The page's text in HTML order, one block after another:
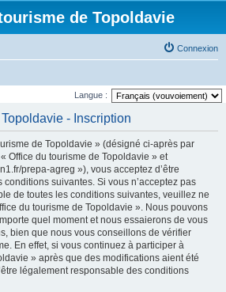
de Topoldavie
Connexion
Langue :
- Inscription
de Topoldavie » (désigné ci-après par
Office du tourisme de Topoldavie » et
prepa-agreg »), vous acceptez d’être
suivantes. Si vous n’acceptez pas
de toutes les conditions suivantes, veuillez ne
du tourisme de Topoldavie ». Nous pouvons
quel moment et nous essaierons de vous
bien que nous vous conseillons de vérifier
En effet, si vous continuez à participer à
» après que des modifications aient été
légalement responsable des conditions